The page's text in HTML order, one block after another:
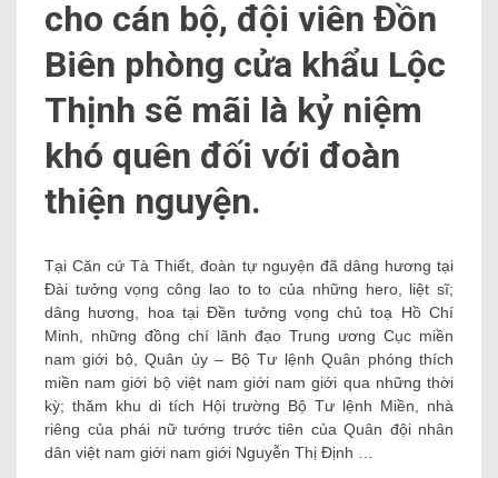
nam giới bộ, Quân ủy – Bộ Tư lệnh Quân phóng thích
miền nam giới bộ việt nam giới nam giới qua những thời
kỳ; thăm khu di tích Hội trường Bộ Tư lệnh Miền, nhà
riêng của phái nữ tướng trước tiên của Quân đội nhân
dân việt nam giới nam giới Nguyễn Thị Định …
Căn cứ Tà Thiết được xây dựng từ thời điểm năm 1973.
Nơi đây, bên dưới những tán cây to phủ bọc vì rừng cây
xen kẽ là nhà làm việc của những cán bộ lãnh đạo cấp
cao trong Bộ Tư lệnh Miền lúc bấy giờ. . Tất cả đều được
phía bên trên lợp lá Trung Quan, xung quanh mỗi tòa đều
sở hữu hệ thống hào để thoát hiểm.
Từng được ca tụng là “Rừng Chính quyền”, Tà Thiết là trụ
sở của Bộ lãnh đạo Quân phóng thích miền nam giới bộ
việt nam giới nam giới lãnh đạo cách mệnh miền nam giới
bộ lập nên những chiến công hiển hách nhưng đỉnh cao
là Đại thắng. Mùa xuân năm 1975, miền nam giới bộ trọn
vẹn phóng thích, thống nhất quốc gia.